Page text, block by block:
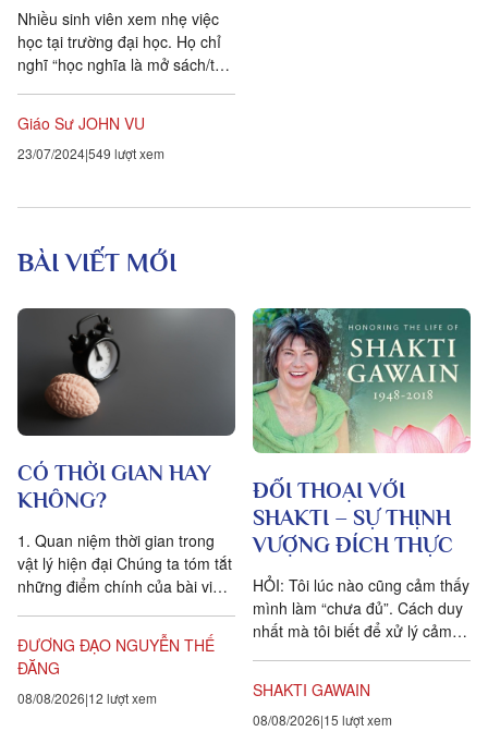
Nhiều sinh viên xem nhẹ việc
học tại trường đại học. Họ chỉ
nghĩ “học nghĩa là mở sách/tài
Giáo Sư JOHN VU
23/07/2024549 lượt xem
BÀI VIẾT MỚI
CÓ THỜI GIAN HAY
KHÔNG?
1. Quan niệm thời gian trong
vật lý hiện đại Chúng ta tóm tắt
những điểm chính của bài viết
Triết học Craig...
ĐƯƠNG ĐẠO NGUYỄN THẾ
ĐĂNG
08/08/2026 12 lượt xem
ĐỐI THOẠI VỚI
SHAKTI – SỰ THỊNH
VƯỢNG ĐÍCH THỰC
HỎI: Tôi lúc nào cũng cảm thấy
mình làm “chưa đủ”. Cách duy
nhất mà tôi biết để xử lý cảm
SHAKTI GAWAIN
08/08/2026 15 lượt xem